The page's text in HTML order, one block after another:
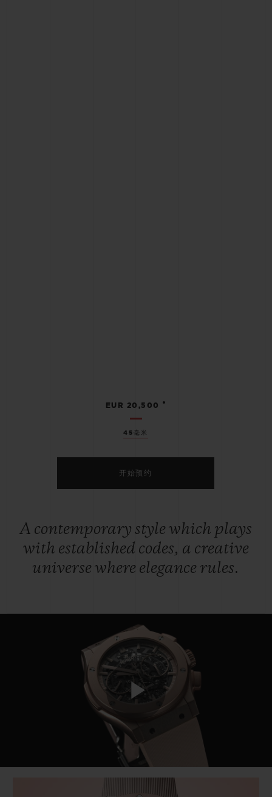
45毫米
EUR 20,500 •
开始预约
A contemporary style which plays
with established codes, a creative
universe where elegance rules.
Play
Video